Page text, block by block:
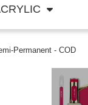
Permanent - COD